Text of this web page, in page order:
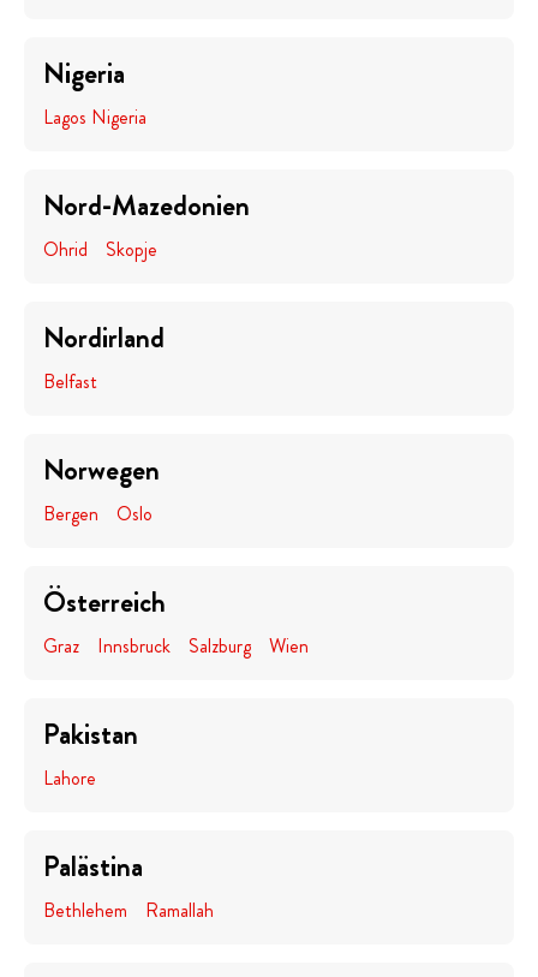
Nigeria
Lagos Nigeria
Nord-Mazedonien
Ohrid Skopje
Nordirland
Belfast
Norwegen
Bergen Oslo
Österreich
Graz Innsbruck Salzburg Wien
Pakistan
Lahore
Palästina
Bethlehem Ramallah